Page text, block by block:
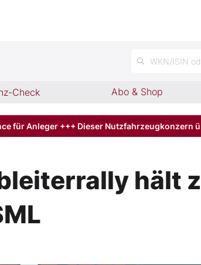
WKN/ISIN
Check Abo & Shop
für Anleger +++ Dieser Nutzfahrzeugkonzern
hält